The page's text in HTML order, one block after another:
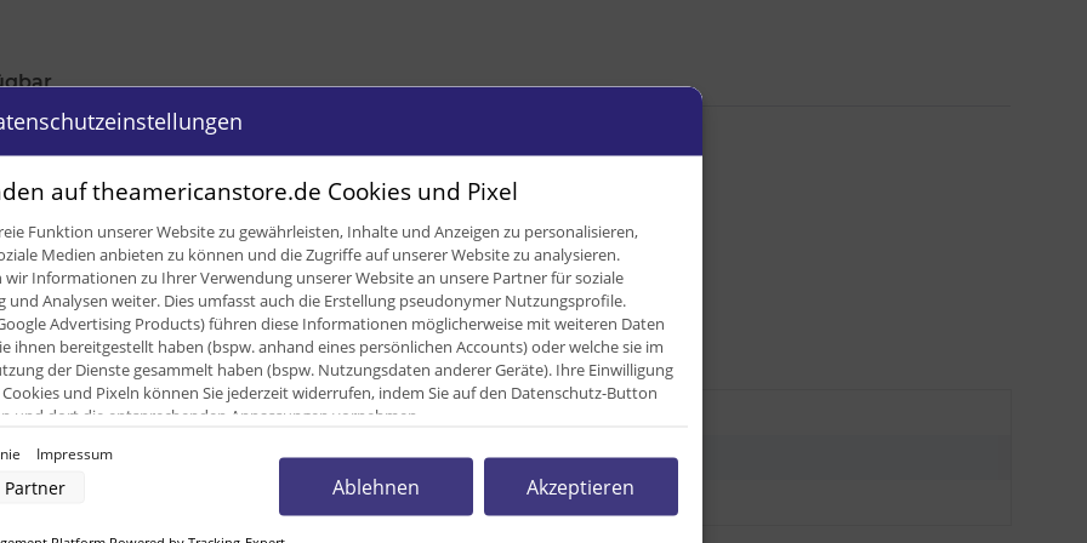
0,04 kg
40,00 g
auf theamericanstore.de Cookies und Pixel
Funktion unserer Website zu gewährleisten, Inhalte und Anzeigen zu personalisieren,
Medien anbieten zu können und die Zugriffe auf unserer Website zu analysieren.
wir Informationen zu Ihrer Verwendung unserer Website an unsere Partner für soziale
und Analysen weiter. Dies umfasst auch die Erstellung pseudonymer Nutzungsprofile.
Advertising Products) führen diese Informationen möglicherweise mit weiteren Daten
ihnen bereitgestellt haben (bspw. anhand eines persönlichen Accounts) oder welche sie im
der Dienste gesammelt haben (bspw. Nutzungsdaten anderer Geräte). Ihre Einwilligung
und Pixeln können Sie jederzeit widerrufen, indem Sie auf den Datenschutz-Button
und dort die entsprechenden Anpassungen vornehmen.
durch unsere Partner:
Zugriff auf Informationen auf einem Endgerät
Daten zur Auswahl von Werbeanzeigen
für personalisierte Werbung
Impressum
Partner Ablehnen Akzeptieren